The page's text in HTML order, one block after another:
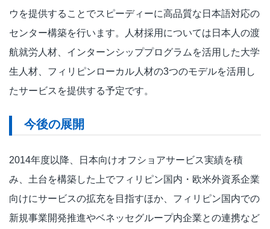
ウを提供することでスピーディーに高品質な日本語対応の
センター構築を行います。人材採用については日本人の渡
航就労人材、インターンシッププログラムを活用した大学
生人材、フィリピンローカル人材の3つのモデルを活用し
たサービスを提供する予定です。
今後の展開
2014年度以降、日本向けオフショアサービス実績を積
み、土台を構築した上でフィリピン国内・欧米外資系企業
向けにサービスの拡充を目指すほか、フィリピン国内での
新規事業開発推進やベネッセグループ内企業との連携など